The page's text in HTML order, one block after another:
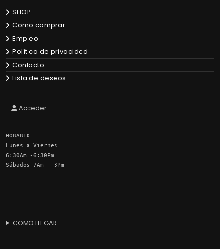
SHOP
Como comprar
Empleo
Política de privacidad
Contacto
Lista de deseos
Acceder
HORARIO
Lunes a Viernes
6:30Am -6:30Pm
Sábados 7Am - 3Pm
COMO LLEGAR